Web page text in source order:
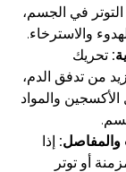
في الجسم،
والاسترخاء.
تحريك
من تدفق الدم،
والمواد
والمفاصل: إذا
أو توتر